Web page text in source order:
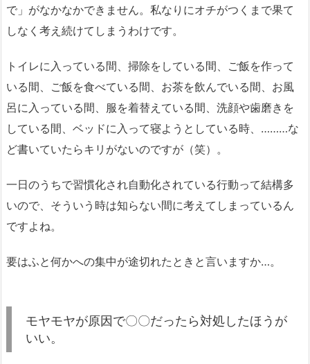
で」がなかなかできません。私なりにオチがつくまで果て
しなく考え続けてしまうわけです。
トイレに入っている間、掃除をしている間、ご飯を作って
いる間、ご飯を食べている間、お茶を飲んでいる間、お風
呂に入っている間、服を着替えている間、洗顔や歯磨きを
している間、ベッドに入って寝ようとしている時、………な
ど書いていたらキリがないのですが（笑）。
一日のうちで習慣化され自動化されている行動って結構多
いので、そういう時は知らない間に考えてしまっているん
ですよね。
要はふと何かへの集中が途切れたときと言いますか…。
モヤモヤが原因で〇〇だったら対処したほうが
いい。